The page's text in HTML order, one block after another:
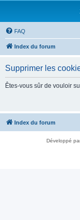
FAQ
Index du forum
Supprimer les
Êtes-vous sûr de vouloir
Index du forum
Développé